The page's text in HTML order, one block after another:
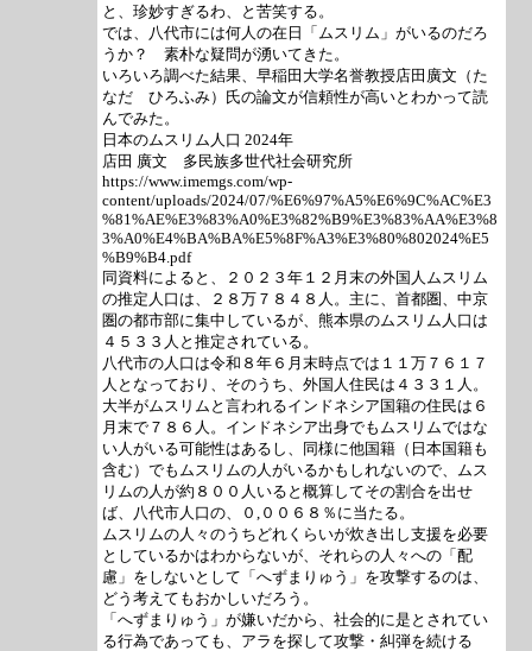
と、珍妙すぎるわ、と苦笑する。
では、八代市には何人の在日「ムスリム」がいるのだろ
うか？ 素朴な疑問が湧いてきた。
いろいろ調べた結果、早稲田大学名誉教授店田廣文（た
なだ ひろふみ）氏の論文が信頼性が高いとわかって読
んでみた。
日本のムスリム人口 2024年
店田 廣文 多民族多世代社会研究所
https://www.imemgs.com/wp-
content/uploads/2024/07/%E6%97%A5%E6%9C%AC%E3
%81%AE%E3%83%A0%E3%82%B9%E3%83%AA%E3%8
3%A0%E4%BA%BA%E5%8F%A3%E3%80%802024%E5
%B9%B4.pdf
同資料によると、２０２３年１２月末の外国人ムスリム
の推定人口は、２８万７８４８人。主に、首都圏、中京
圏の都市部に集中しているが、熊本県のムスリム人口は
４５３３人と推定されている。
八代市の人口は令和８年６月末時点では１１万７６１７
人となっており、そのうち、外国人住民は４３３１人。
大半がムスリムと言われるインドネシア国籍の住民は６
月末で７８６人。インドネシア出身でもムスリムではな
い人がいる可能性はあるし、同様に他国籍（日本国籍も
含む）でもムスリムの人がいるかもしれないので、ムス
リムの人が約８００人いると概算してその割合を出せ
ば、八代市人口の、０,００６８％に当たる。
ムスリムの人々のうちどれくらいが炊き出し支援を必要
としているかはわからないが、それらの人々への「配
慮」をしないとして「へずまりゅう」を攻撃するのは、
どう考えてもおかしいだろう。
「へずまりゅう」が嫌いだから、社会的に是とされてい
る行為であっても、アラを探して攻撃・糾弾を続ける